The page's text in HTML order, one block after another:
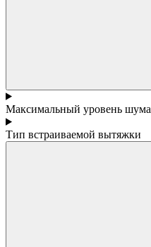
Максимальный уровень шума
Тип встраиваемой вытяжки